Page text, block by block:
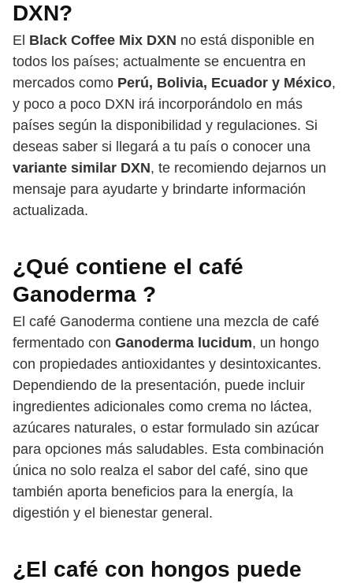
DXN?
El Black Coffee Mix DXN no está disponible en
todos los países; actualmente se encuentra en
mercados como Perú, Bolivia, Ecuador y México,
y poco a poco DXN irá incorporándolo en más
países según la disponibilidad y regulaciones. Si
deseas saber si llegará a tu país o conocer una
variante similar DXN, te recomiendo dejarnos un
mensaje para ayudarte y brindarte información
actualizada.
¿Qué contiene el café
Ganoderma ?
El café Ganoderma contiene una mezcla de café
fermentado con Ganoderma lucidum, un hongo
con propiedades antioxidantes y desintoxicantes.
Dependiendo de la presentación, puede incluir
ingredientes adicionales como crema no láctea,
azúcares naturales, o estar formulado sin azúcar
para opciones más saludables. Esta combinación
única no solo realza el sabor del café, sino que
también aporta beneficios para la energía, la
digestión y el bienestar general.
¿El café con hongos puede